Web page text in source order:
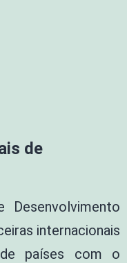
de
Desenvolvimento
internacionais
países com o